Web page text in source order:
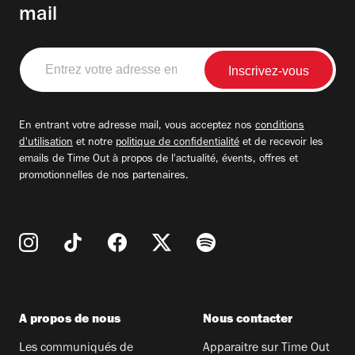
mail
Entrez
votre
adresse
En entrant votre adresse mail, vous acceptez nos conditions
d'utilisation et notre politique de confidentialité et de recevoir les
emails de Time Out à propos de l'actualité, évents, offres et
promotionnelles de nos partenaires.
A propos de nous
Les communiqués de
Nous contacter
Apparaitre sur Time Out